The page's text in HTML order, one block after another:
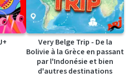
Very Belge Trip - De la
Bolivie à la Grèce en passant
par l'Indonésie et bien
d'autres destinations